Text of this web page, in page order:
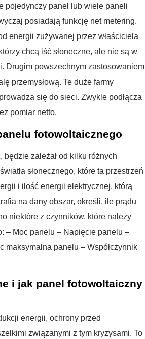
pojedynczy panel lub wiele paneli
posiadają funkcję net metering.
energii zużywanej przez właściciela
chcą iść słoneczne, ale nie są w
Drugim powszechnym zastosowaniem
przemysłową. Te duże farmy
się do sieci. Zwykle podłącza
pomiar netto.
fotowoltaicznego
zależał od kilku różnych
słonecznego, które ta przestrzeń
i ilość energii elektrycznej, którą
na dany obszar, określi, ile prądu
niektóre z czynników, które należy
– Moc panelu – Napięcie panelu –
maksymalna panelu – Współczynnik
i jak panel fotowoltaiczny
energii, ochrony przed
związanymi z tym kryzysami. To